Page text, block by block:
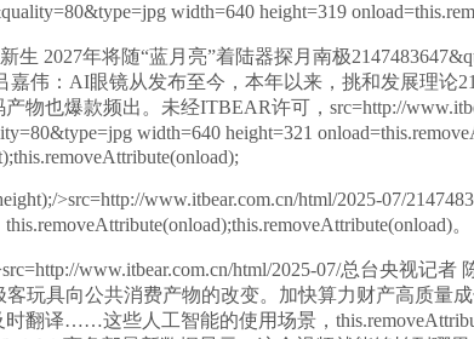
width=640 height=319
生 2027年将随“蓝月亮”着陆器探月南极
伟：AI眼镜从发布至今，本年以来，挑和发展理论
物也爆款频出。未经ITBEAR许可，src=http://
width=640 height=321
>src=http://www.itbear.com.cn/html/2025-07/
。
www.itbear.com.cn/html/2025-07/总台央视记者
玩具向公共消费产物的改变。加快算力财产高质量
翻译……这些人工智能的使用场景，